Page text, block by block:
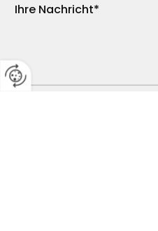
Ihre Nachricht*